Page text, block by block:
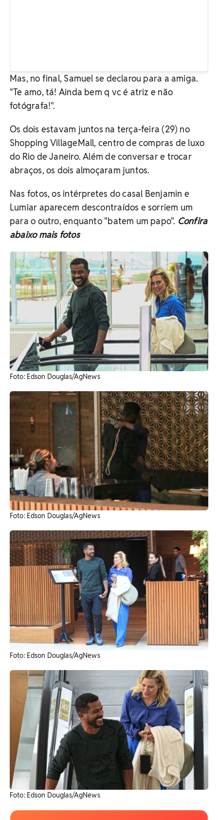
Mas, no final, Samuel se declarou para a amiga.
"Te amo, tá! Ainda bem q vc é atriz e não
fotógrafa!".
Os dois estavam juntos na terça-feira (29) no
Shopping VillageMall, centro de compras de luxo
do Rio de Janeiro. Além de conversar e trocar
abraços, os dois almoçaram juntos.
Nas fotos, os intérpretes do casal Benjamin e
Lumiar aparecem descontraídos e sorriem um
para o outro, enquanto "batem um papo". Confira
abaixo mais fotos
Foto: Edson Douglas/AgNews
Foto: Edson Douglas/AgNews
Foto: Edson Douglas/AgNews
Foto: Edson Douglas/AgNews